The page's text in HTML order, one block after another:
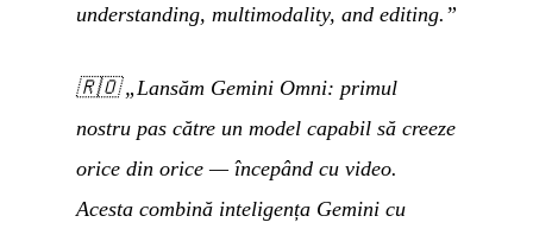
understanding, multimodality, and editing.”
🇷🇴„Lansăm Gemini Omni: primul
nostru pas către un model capabil să creeze
orice din orice — începând cu video.
Acesta combină inteligența Gemini cu